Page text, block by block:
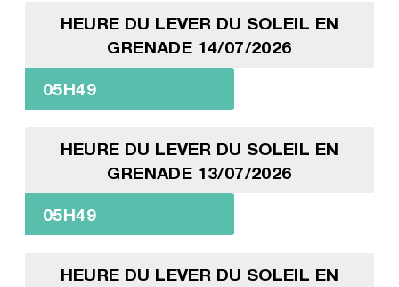
HEURE DU LEVER DU SOLEIL EN
GRENADE 14/07/2026
05H49
HEURE DU LEVER DU SOLEIL EN
GRENADE 13/07/2026
05H49
HEURE DU LEVER DU SOLEIL EN